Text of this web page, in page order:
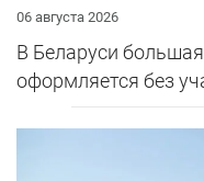
06 августа 2026
В Беларуси
оформляется без